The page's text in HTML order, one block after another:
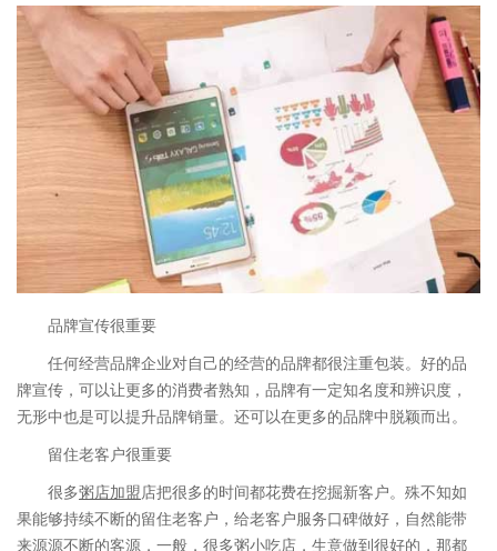
品牌宣传很重要
任何经营品牌企业对自己的经营的品牌都很注重包装。好的品
牌宣传，可以让更多的消费者熟知，品牌有一定知名度和辨识度，
无形中也是可以提升品牌销量。还可以在更多的品牌中脱颖而出。
留住老客户很重要
很多粥店加盟店把很多的时间都花费在挖掘新客户。殊不知如
果能够持续不断的留住老客户，给老客户服务口碑做好，自然能带
来源源不断的客源，一般，很多粥小吃店，生意做到很好的，那都